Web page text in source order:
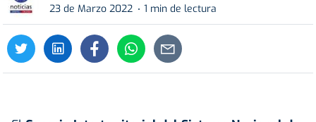
23 de Marzo 2022
1 min de lectura